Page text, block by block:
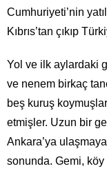
Cumhuriyeti’nin
Kıbrıs’tan çıkıp
Yol ve ilk aylardaki
ve nenem birkaç
beş kuruş
etmişler. Uzun bir
Ankara’ya
sonunda. Gemi,